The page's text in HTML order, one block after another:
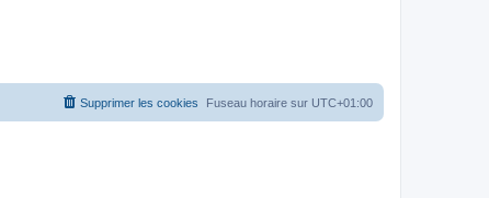
Fuseau horaire sur UTC+01:00
Supprimer les cookies